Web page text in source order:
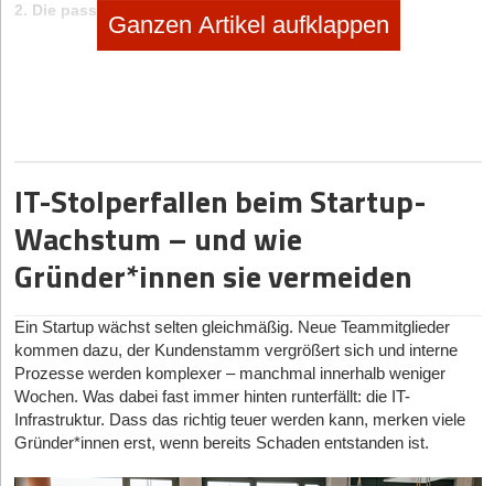
2. Die passenden Möbel
Ein Tisch gehört natürlich zur Standardausstattung eines Huddle
3. Die Basics für Produktivität
Ein Whiteboard oder Flipchart sind Klassiker, die auch in einem
wie Stifte, Pinnwand-Nadeln oder Beschriftungszettel. Tipp: nach
und den Kollegen per E-Mail schicken. Als Alternative zum
Whiteboard eignen sich Wandfolien mit Metallschicht, auf die man
nicht nur schreiben, sondern auch Zettel mit Magneten befestigen
kann.
4. Technische Grundausstattung
Bei der technischen Ausstattung geht der Trend immer öfter zu
Ganzen Artikel aufklappen
IT-Stolperfallen beim Startup-
Wachstum – und wie
Gründer*innen sie vermeiden
Ein Startup wächst selten gleichmäßig. Neue Teammitglieder
kommen dazu, der Kundenstamm vergrößert sich und interne
Prozesse werden komplexer – manchmal innerhalb weniger
Wochen. Was dabei fast immer hinten runterfällt: die IT-
Infrastruktur. Dass das richtig teuer werden kann, merken viele
Gründer*innen erst, wenn bereits Schaden entstanden ist.